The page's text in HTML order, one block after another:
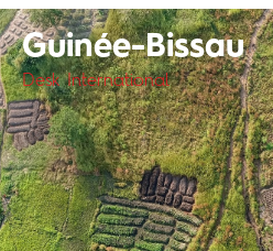
Guinée-Bissau
Desk International